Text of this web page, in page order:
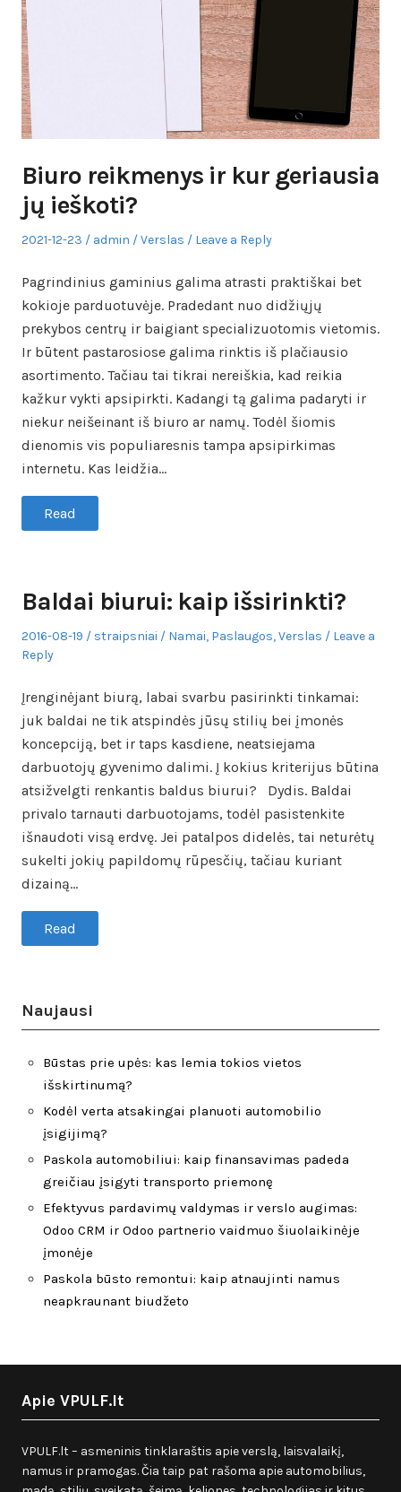
Biuro reikmenys ir kur geriausia
jų ieškoti?
Posted
2021-12-23 Author
admin
Posted
Verslas Leave a Reply
Pagrindinius gaminius galima atrasti praktiškai bet
kokioje parduotuvėje. Pradedant nuo didžiųjų
prekybos centrų ir baigiant specializuotomis vietomis.
Ir būtent pastarosiose galima rinktis iš plačiausio
asortimento. Tačiau tai tikrai nereiškia, kad reikia
kažkur vykti apsipirkti. Kadangi tą galima padaryti ir
niekur neišeinant iš biuro ar namų. Todėl šiomis
dienomis vis populiaresnis tampa apsipirkimas
internetu. Kas leidžia…
Read
Baldai biurui: kaip išsirinkti?
Posted
on
2016-08-19 Author
straipsniai
Posted
Namai, Paslaugos,Verslas
Leave a
Reply
Įrenginėjant biurą, labai svarbu pasirinkti tinkamai:
juk baldai ne tik atspindės jūsų stilių bei įmonės
koncepciją, bet ir taps kasdiene, neatsiejama
darbuotojų gyvenimo dalimi. Į kokius kriterijus būtina
atsižvelgti renkantis baldus biurui? Dydis. Baldai
privalo tarnauti darbuotojams, todėl pasistenkite
išnaudoti visą erdvę. Jei patalpos didelės, tai neturėtų
sukelti jokių papildomų rūpesčių, tačiau kuriant
dizainą…
Read
Naujausi
Būstas prie upės: kas lemia tokios vietos
išskirtinumą?
Kodėl verta atsakingai planuoti automobilio
įsigijimą?
Paskola automobiliui: kaip finansavimas padeda
greičiau įsigyti transporto priemonę
Efektyvus pardavimų valdymas ir verslo augimas:
Odoo CRM ir Odoo partnerio vaidmuo šiuolaikinėje
įmonėje
Paskola būsto remontui: kaip atnaujinti namus
neapkraunant biudžeto
Apie VPULF.lt
VPULF.lt – asmeninis tinklaraštis apie verslą, laisvalaikį,
namus ir pramogas. Čia taip pat rašoma apie automobilius,